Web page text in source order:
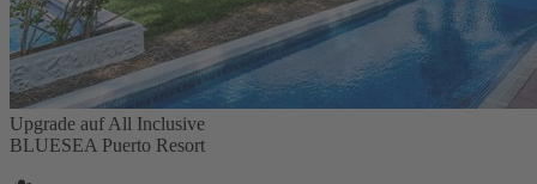
Upgrade auf All Inclusive
BLUESEA Puerto Resort